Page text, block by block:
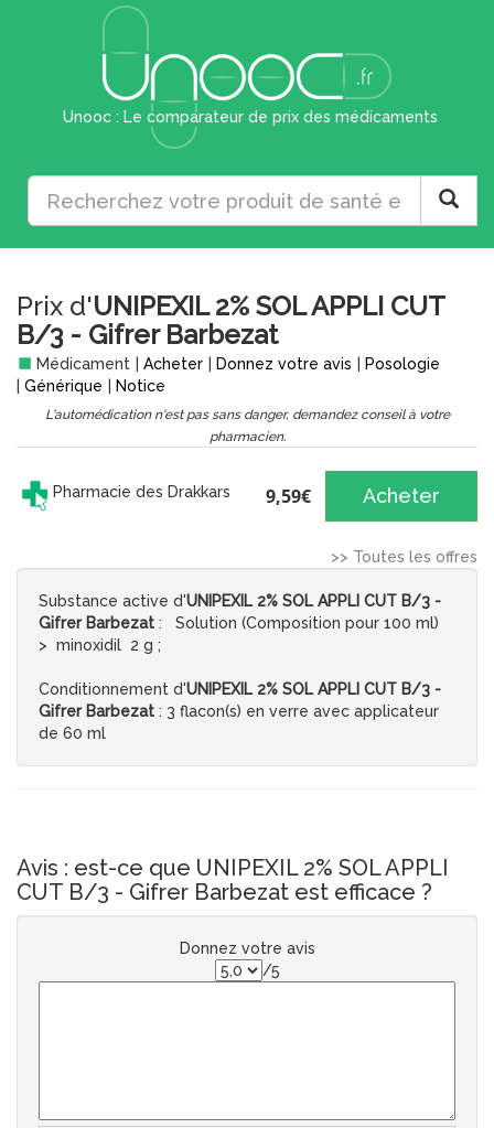
Unooc : Le comparateur de prix des médicaments
Prix d'UNIPEXIL 2% SOL APPLI CUT
B/3 - Gifrer Barbezat
Médicament Acheter Donnez votre avis
Posologie
Générique Notice
L'automédication n'est pas sans danger, demandez conseil à votre
pharmacien.
Pharmacie des Drakkars 9,59€ Acheter
>> Toutes les offres
Substance active d'UNIPEXIL 2% SOL APPLI CUT B/3 -
Gifrer Barbezat : Solution (Composition pour 100 ml)
> minoxidil 2 g ;
Conditionnement d'UNIPEXIL 2% SOL APPLI CUT B/3 -
Gifrer Barbezat : 3 flacon(s) en verre avec applicateur
de 60 ml
Avis : est-ce que UNIPEXIL 2% SOL APPLI
CUT B/3 - Gifrer Barbezat est efficace ?
Donnez votre avis
/5